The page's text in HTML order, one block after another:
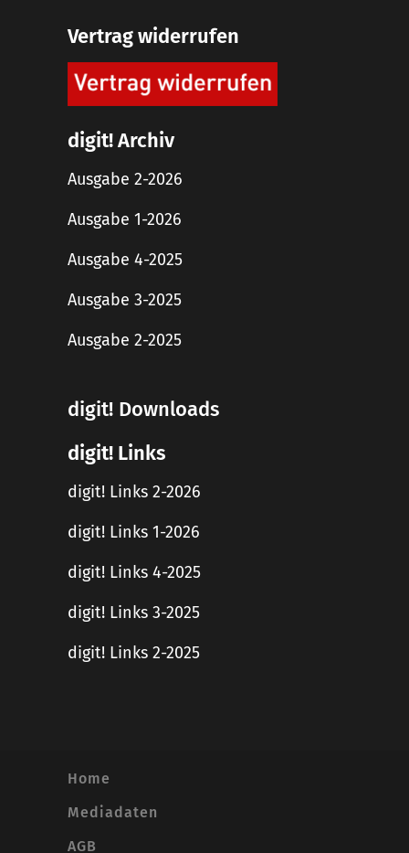
Vertrag widerrufen
digit! Archiv
Ausgabe 2-2026
Ausgabe 1-2026
Ausgabe 4-2025
Ausgabe 3-2025
Ausgabe 2-2025
digit! Downloads
digit! Links
digit! Links 2-2026
digit! Links 1-2026
digit! Links 4-2025
digit! Links 3-2025
digit! Links 2-2025
Home
Mediadaten
AGB